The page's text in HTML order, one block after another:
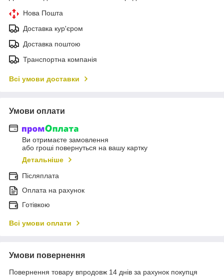
Нова Пошта
Доставка кур'єром
Доставка поштою
Транспортна компанія
Всі умови доставки
Умови оплати
Ви отримаєте замовлення
або гроші повернуться на вашу картку
Детальніше
Післяплата
Оплата на рахунок
Готівкою
Всі умови оплати
Умови повернення
Повернення товару впродовж 14 днів за рахунок покупця